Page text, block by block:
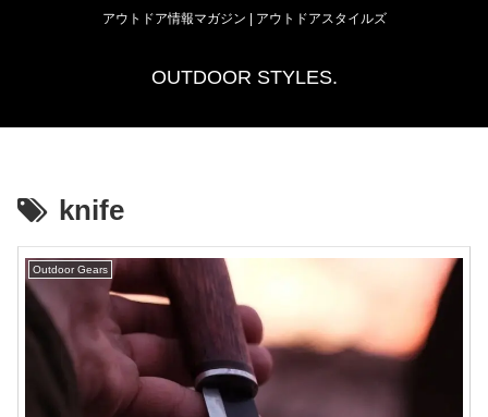
アウトドア情報マガジン | アウトドアスタイルズ
OUTDOOR STYLES.
knife
Outdoor Gears